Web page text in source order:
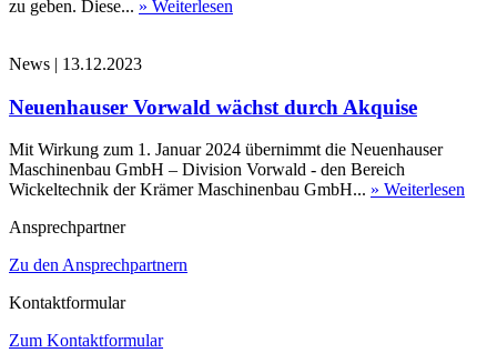
zu geben. Diese... » Weiterlesen
News | 13.12.2023
Neuenhauser Vorwald wächst durch Akquise
Mit Wirkung zum 1. Januar 2024 übernimmt die Neuenhauser
Maschinenbau GmbH – Division Vorwald - den Bereich
Wickeltechnik der Krämer Maschinenbau GmbH... » Weiterlesen
Ansprechpartner
Zu den Ansprechpartnern
Kontaktformular
Zum Kontaktformular